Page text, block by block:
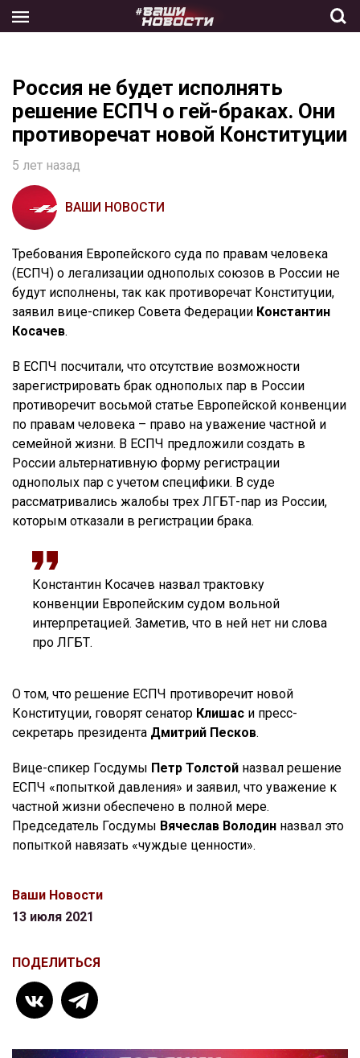
the
Россия не будет исполнять
решение ЕСПЧ о гей-браках. Они
противоречат новой Конституции
5 лет назад
ВАШИ НОВОСТИ
Требования Европейского суда по правам человека
(ЕСПЧ) о легализации однополых союзов в России не
будут исполнены, так как противоречат Конституции,
заявил вице-спикер Совета Федерации Константин
Косачев.
В ЕСПЧ посчитали, что отсутствие возможности
зарегистрировать брак однополых пар в России
противоречит восьмой статье Европейской конвенции
по правам человека – право на уважение частной и
семейной жизни. В ЕСПЧ предложили создать в
России альтернативную форму регистрации
однополых пар с учетом специфики. В суде
рассматривались жалобы трех ЛГБТ-пар из России,
которым отказали в регистрации брака.
Константин Косачев назвал трактовку
конвенции Европейским судом вольной
интерпретацией. Заметив, что в ней нет ни слова
про ЛГБТ.
О том, что решение ЕСПЧ противоречит новой
Конституции, говорят сенатор Клишас и пресс-
секретарь президента Дмитрий Песков.
Вице-спикер Госдумы Петр Толстой назвал решение
ЕСПЧ «попыткой давления» и заявил, что уважение к
частной жизни обеспечено в полной мере.
Председатель Госдумы Вячеслав Володин назвал это
попыткой навязать «чуждые ценности».
Ваши Новости
13 июля 2021
ПОДЕЛИТЬСЯ